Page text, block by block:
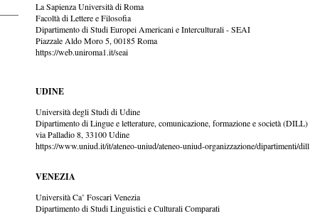
La Sapienza Università di Roma
Facoltà di Lettere e Filosofia
Dipartimento di Studi Europei Americani e Interculturali - SEAI
Piazzale Aldo Moro 5, 00185 Roma
https://web.uniroma1.it/seai
UDINE
Università degli Studi di Udine
Dipartimento di Lingue e letterature, comunicazione, formazione e società (DILL)
via Palladio 8, 33100 Udine
https://www.uniud.it/it/ateneo-uniud/ateneo-uniud-organizzazione/dipartimenti/dill
VENEZIA
Università Ca’ Foscari Venezia
Dipartimento di Studi Linguistici e Culturali Comparati